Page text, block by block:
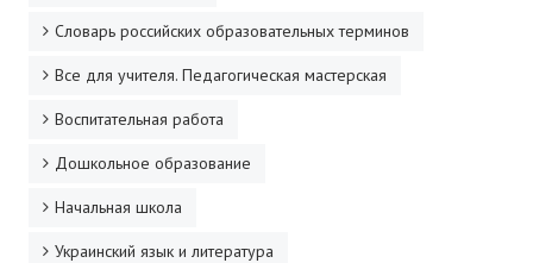
ГИА
Карта ГИА РК
Советуем прочитать
Готовимся к новому учебному году 2026-2027
Словарь российских образовательных терминов
Все для учителя. Педагогическая мастерская
Воспитательная работа
Дошкольное образование
Начальная школа
Украинский язык и литература